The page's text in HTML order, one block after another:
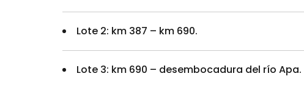
Lote 2: km 387 – km 690.
Lote 3: km 690 – desembocadura del río Apa.